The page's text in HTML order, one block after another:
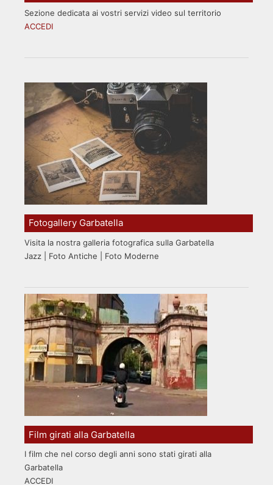
Sezione dedicata ai vostri servizi video sul territorio
ACCEDI
Fotogallery Garbatella
Visita la nostra galleria fotografica sulla Garbatella
Jazz | Foto Antiche | Foto Moderne
Film girati alla Garbatella
I film che nel corso degli anni sono stati girati alla
Garbatella
ACCEDI